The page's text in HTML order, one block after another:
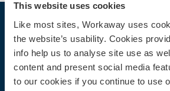
This website uses cookies
Like most sites, Workaway uses
the website’s usability. Cookies
info help us to analyse site use as
content and present social media
to our cookies if you continue to use
Trouver un hôte
Informations pour les hôtes
Informations pour les workawayers